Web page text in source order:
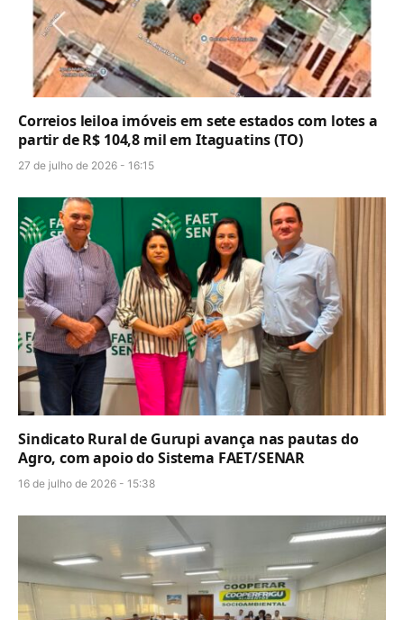
Correios leiloa imóveis em sete estados com lotes a
partir de R$ 104,8 mil em Itaguatins (TO)
27 de julho de 2026 - 16:15
Sindicato Rural de Gurupi avança nas pautas do
Agro, com apoio do Sistema FAET/SENAR
16 de julho de 2026 - 15:38